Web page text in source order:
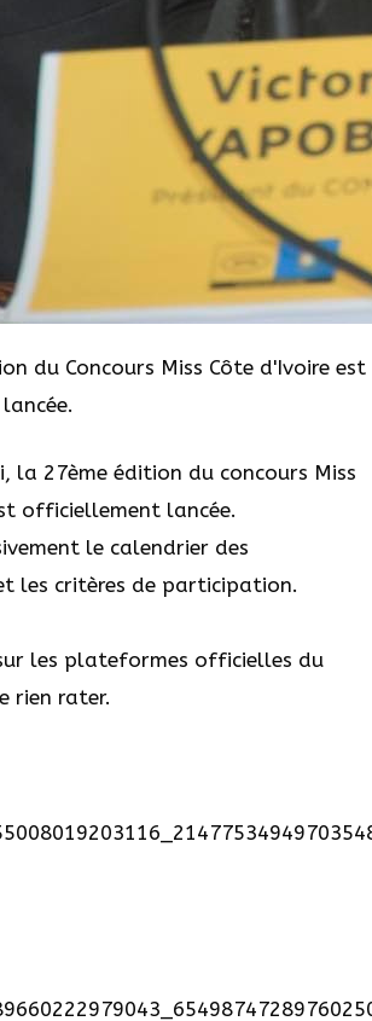
du Concours Miss Côte d'Ivoire est
la 27ème édition du concours Miss
officiellement lancée.
le calendrier des
les critères de participation.
les plateformes officielles du
rien rater.